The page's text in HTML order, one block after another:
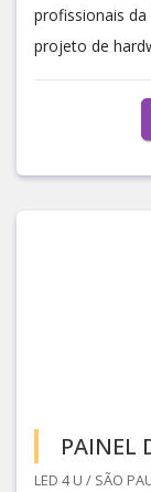
profissionais da
projeto de
PAINEL
LED 4 U / SÃO